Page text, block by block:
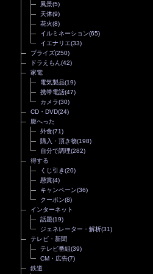
風景(5)
天体(9)
花火(8)
イルミネーション(65)
イエナリエ(33)
プライズ(250)
ドラえもん(42)
家電
電気製品(19)
携帯電話(47)
カメラ(30)
CD・DVD(24)
腹へった
外食(71)
購入・頂き物(198)
自分で調理(282)
得する
くじ引き(20)
懸賞(4)
キャンペーン(36)
クーポン(8)
インターネット
話題(19)
ジェネレーター・解析(31)
テレビ・新聞
テレビ番組(39)
CM・広告(7)
鉄道